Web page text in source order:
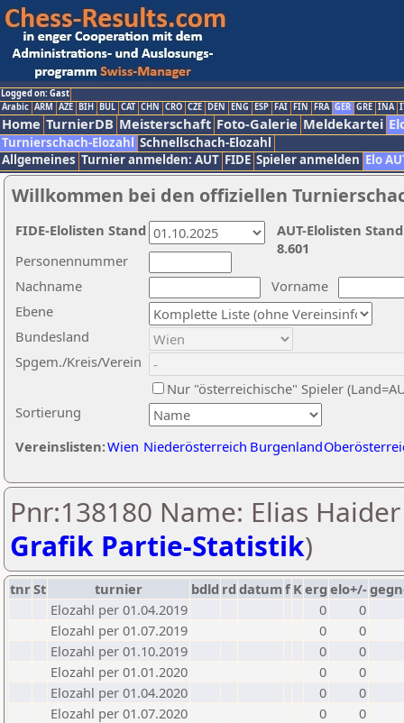
Logged on: Gast
Arabic ARM AZE BIH BUL CAT CHN CRO CZE DEN ENG ESP FAI FIN FRA GER GRE INA
Home TurnierDB Meisterschaft Foto-Galerie Meldekartei
Turnierschach-Elozahl Schnellschach-Elozahl
Allgemeines Turnier anmelden: AUT FIDE Spieler anmelden Elo
Willkommen bei den offiziellen
Nachname
Vorname
Ebene
Sortierung
Personennummer
Bundesland
Spgem./Kreis/Verein
Nur "österreichische" Spieler
Vereinslisten:Wien Niederösterreich Burgenland
AUT-Elolisten
8.601
FIDE-Elolisten Stand
Pnr:138180 Name: Elias
Grafik Partie-Statistik)
tnrSt turnier bdld rd datumf Kerg elo+/-
Elozahl per 01.04.2019
0
0
Elozahl per 01.07.2019
0
0
Elozahl per 01.10.2019
0
0
Elozahl per 01.01.2020
0
0
Elozahl per 01.04.2020
0
0
Elozahl per 01.07.2020
0
0